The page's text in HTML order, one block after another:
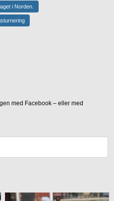
i Norden.
med Facebook – eller med